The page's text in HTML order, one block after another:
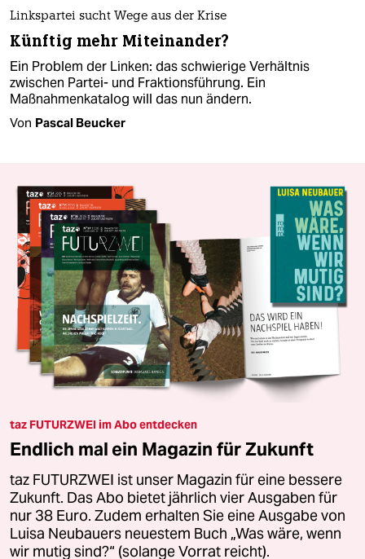
Linkspartei sucht Wege aus der Krise
Künftig mehr Miteinander?
Ein Problem der Linken: das schwierige Verhältnis
zwischen Partei- und Fraktionsführung. Ein
Maßnahmenkatalog will das nun ändern.
Von Pascal Beucker
taz FUTURZWEI im Abo entdecken
Endlich mal ein Magazin für Zukunft
taz FUTURZWEI ist unser Magazin für eine bessere
Zukunft. Das Abo bietet jährlich vier Ausgaben für
nur 38 Euro. Zudem erhalten Sie eine Ausgabe von
Luisa Neubauers neuestem Buch „Was wäre, wenn
wir mutig sind?“ (solange Vorrat reicht).